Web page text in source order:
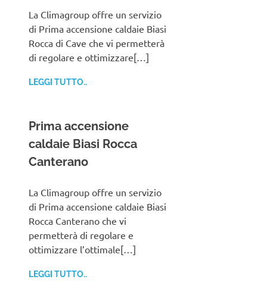
La Climagroup offre un servizio
di Prima accensione caldaie Biasi
Rocca di Cave che vi permetterà
di regolare e ottimizzare[…]
LEGGI TUTTO..
Prima accensione
caldaie Biasi Rocca
Canterano
La Climagroup offre un servizio
di Prima accensione caldaie Biasi
Rocca Canterano che vi
permetterà di regolare e
ottimizzare l’ottimale[…]
LEGGI TUTTO..